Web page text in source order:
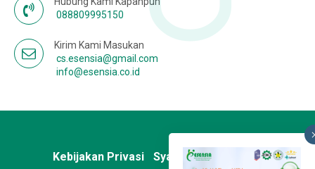
088809995150
Kirim Kami Masukan
cs.esensia@gmail.com
info@esensia.co.id
Kebijakan Privasi Syarat & Ketentuan